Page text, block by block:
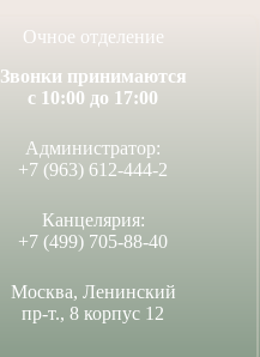
Очное отделение
Звонки принимаются
с 10:00 до 17:00
Администратор:
+7 (963) 612-444-2
Канцелярия:
+7 (499) 705-88-40
Москва, Ленинский
пр-т., 8 корпус 12